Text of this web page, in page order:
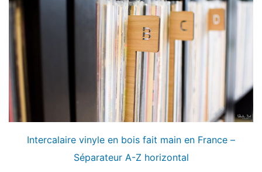
Intercalaire vinyle en bois fait main en France –
Séparateur A-Z horizontal